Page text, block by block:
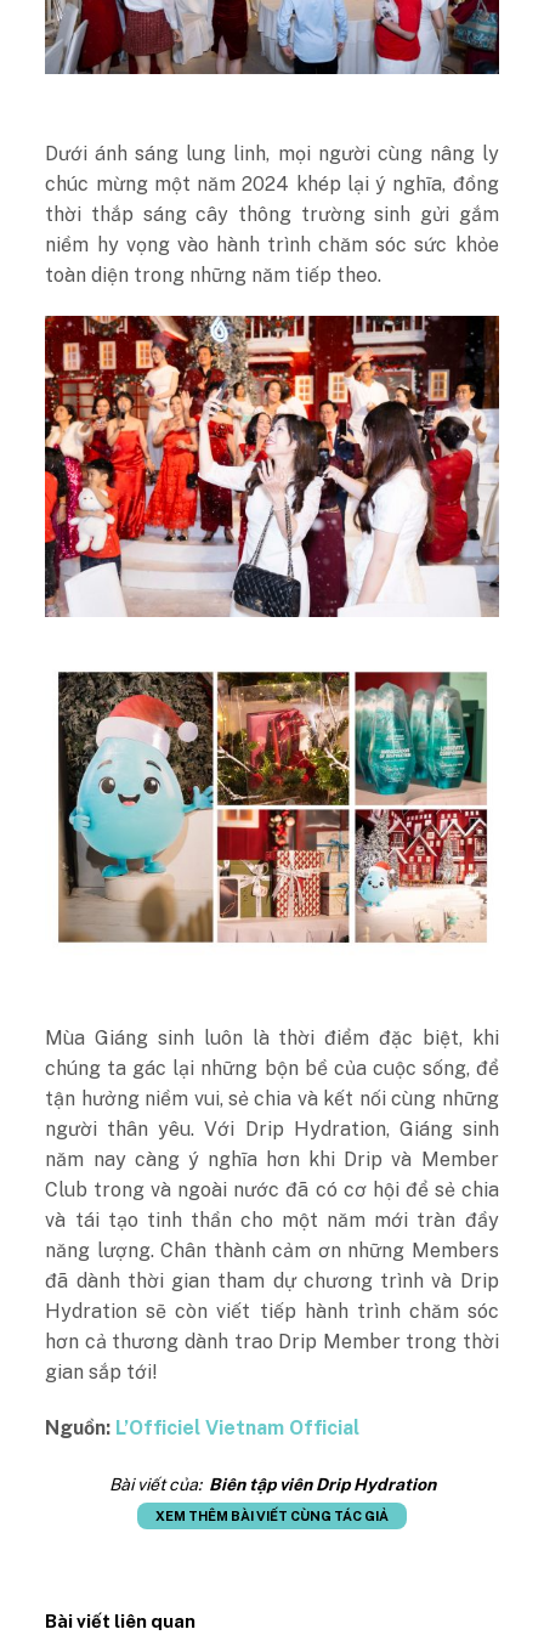
Dưới ánh sáng lung linh, mọi người cùng nâng ly
chúc mừng một năm 2024 khép lại ý nghĩa, đồng
thời thắp sáng cây thông trường sinh gửi gắm
niềm hy vọng vào hành trình chăm sóc sức khỏe
toàn diện trong những năm tiếp theo.
Mùa Giáng sinh luôn là thời điểm đặc biệt, khi
chúng ta gác lại những bộn bề của cuộc sống, để
tận hưởng niềm vui, sẻ chia và kết nối cùng những
người thân yêu. Với Drip Hydration, Giáng sinh
năm nay càng ý nghĩa hơn khi Drip và Member
Club trong và ngoài nước đã có cơ hội để sẻ chia
và tái tạo tinh thần cho một năm mới tràn đầy
năng lượng. Chân thành cảm ơn những Members
đã dành thời gian tham dự chương trình và Drip
Hydration sẽ còn viết tiếp hành trình chăm sóc
hơn cả thương dành trao Drip Member trong thời
gian sắp tới!
Nguồn: L’Officiel Vietnam Official
Bài viết của: Biên tập viên Drip Hydration
XEM THÊM BÀI VIẾT CÙNG TÁC GIẢ
Bài viết liên quan